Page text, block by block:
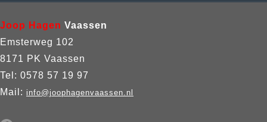
Joop Hagen Vaassen
Emsterweg 102
8171 PK Vaassen
Tel: 0578 57 19 97
Mail: info@joophagenvaassen.nl